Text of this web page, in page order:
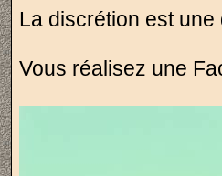
La discrétion est
Vous réalisez une